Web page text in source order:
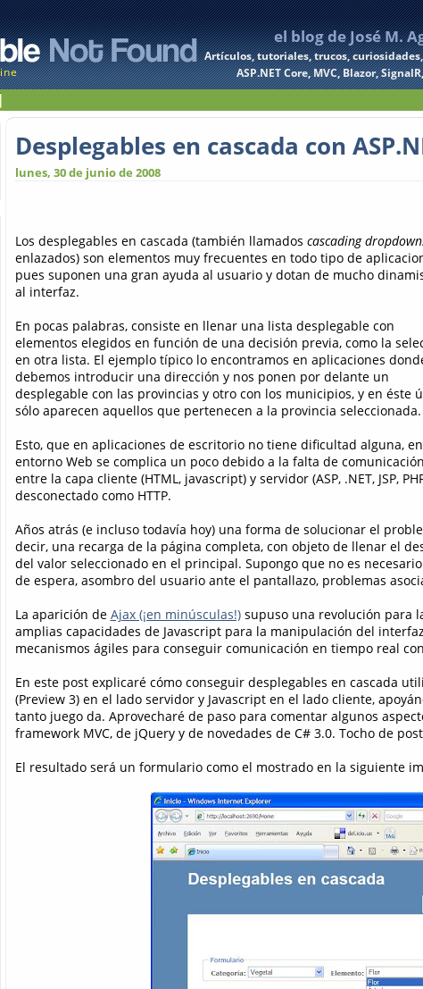
el blog de José M.
Artículos, tutoriales, trucos,
ASP.NET Core, MVC, Blazor,
Desplegables en cascada con
lunes, 30 de junio de 2008
Los desplegables en cascada (también llamados cascading
enlazados) son elementos muy frecuentes en todo tipo de
pues suponen una gran ayuda al usuario y dotan de mucho
al interfaz.
En pocas palabras, consiste en llenar una lista desplegable con
elementos elegidos en función de una decisión previa, como la
en otra lista. El ejemplo típico lo encontramos en aplicaciones
debemos introducir una dirección y nos ponen por delante un
desplegable con las provincias y otro con los municipios, y en éste
sólo aparecen aquellos que pertenecen a la provincia seleccionada.
Esto, que en aplicaciones de escritorio no tiene dificultad alguna,
entorno Web se complica un poco debido a la falta de comunicación
entre la capa cliente (HTML, javascript) y servidor (ASP, .NET, JSP,
desconectado como HTTP.
Años atrás (e incluso todavía hoy) una forma de solucionar el
decir, una recarga de la página completa, con objeto de llenar el
del valor seleccionado en el principal. Supongo que no es
de espera, asombro del usuario ante el pantallazo, problemas
La aparición de Ajax (¡en minúsculas!)supuso una revolución para
amplias capacidades de Javascript para la manipulación del
mecanismos ágiles para conseguir comunicación en tiempo real
En este post explicaré cómo conseguir desplegables en cascada
(Preview 3) en el lado servidor y Javascript en el lado cliente,
tanto juego da. Aprovecharé de paso para comentar algunos
framework MVC, de jQuery y de novedades de C# 3.0. Tocho de
El resultado será un formulario como el mostrado en la siguiente